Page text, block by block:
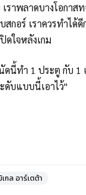
าพลาดบางโอกาส
กอร์ เราควรทำไ
ดใจหลังเกม
นี้ทำ 1 ประตู กับ
ดับแบบนี้เอาไว้"
เกล อาร์เตต้า